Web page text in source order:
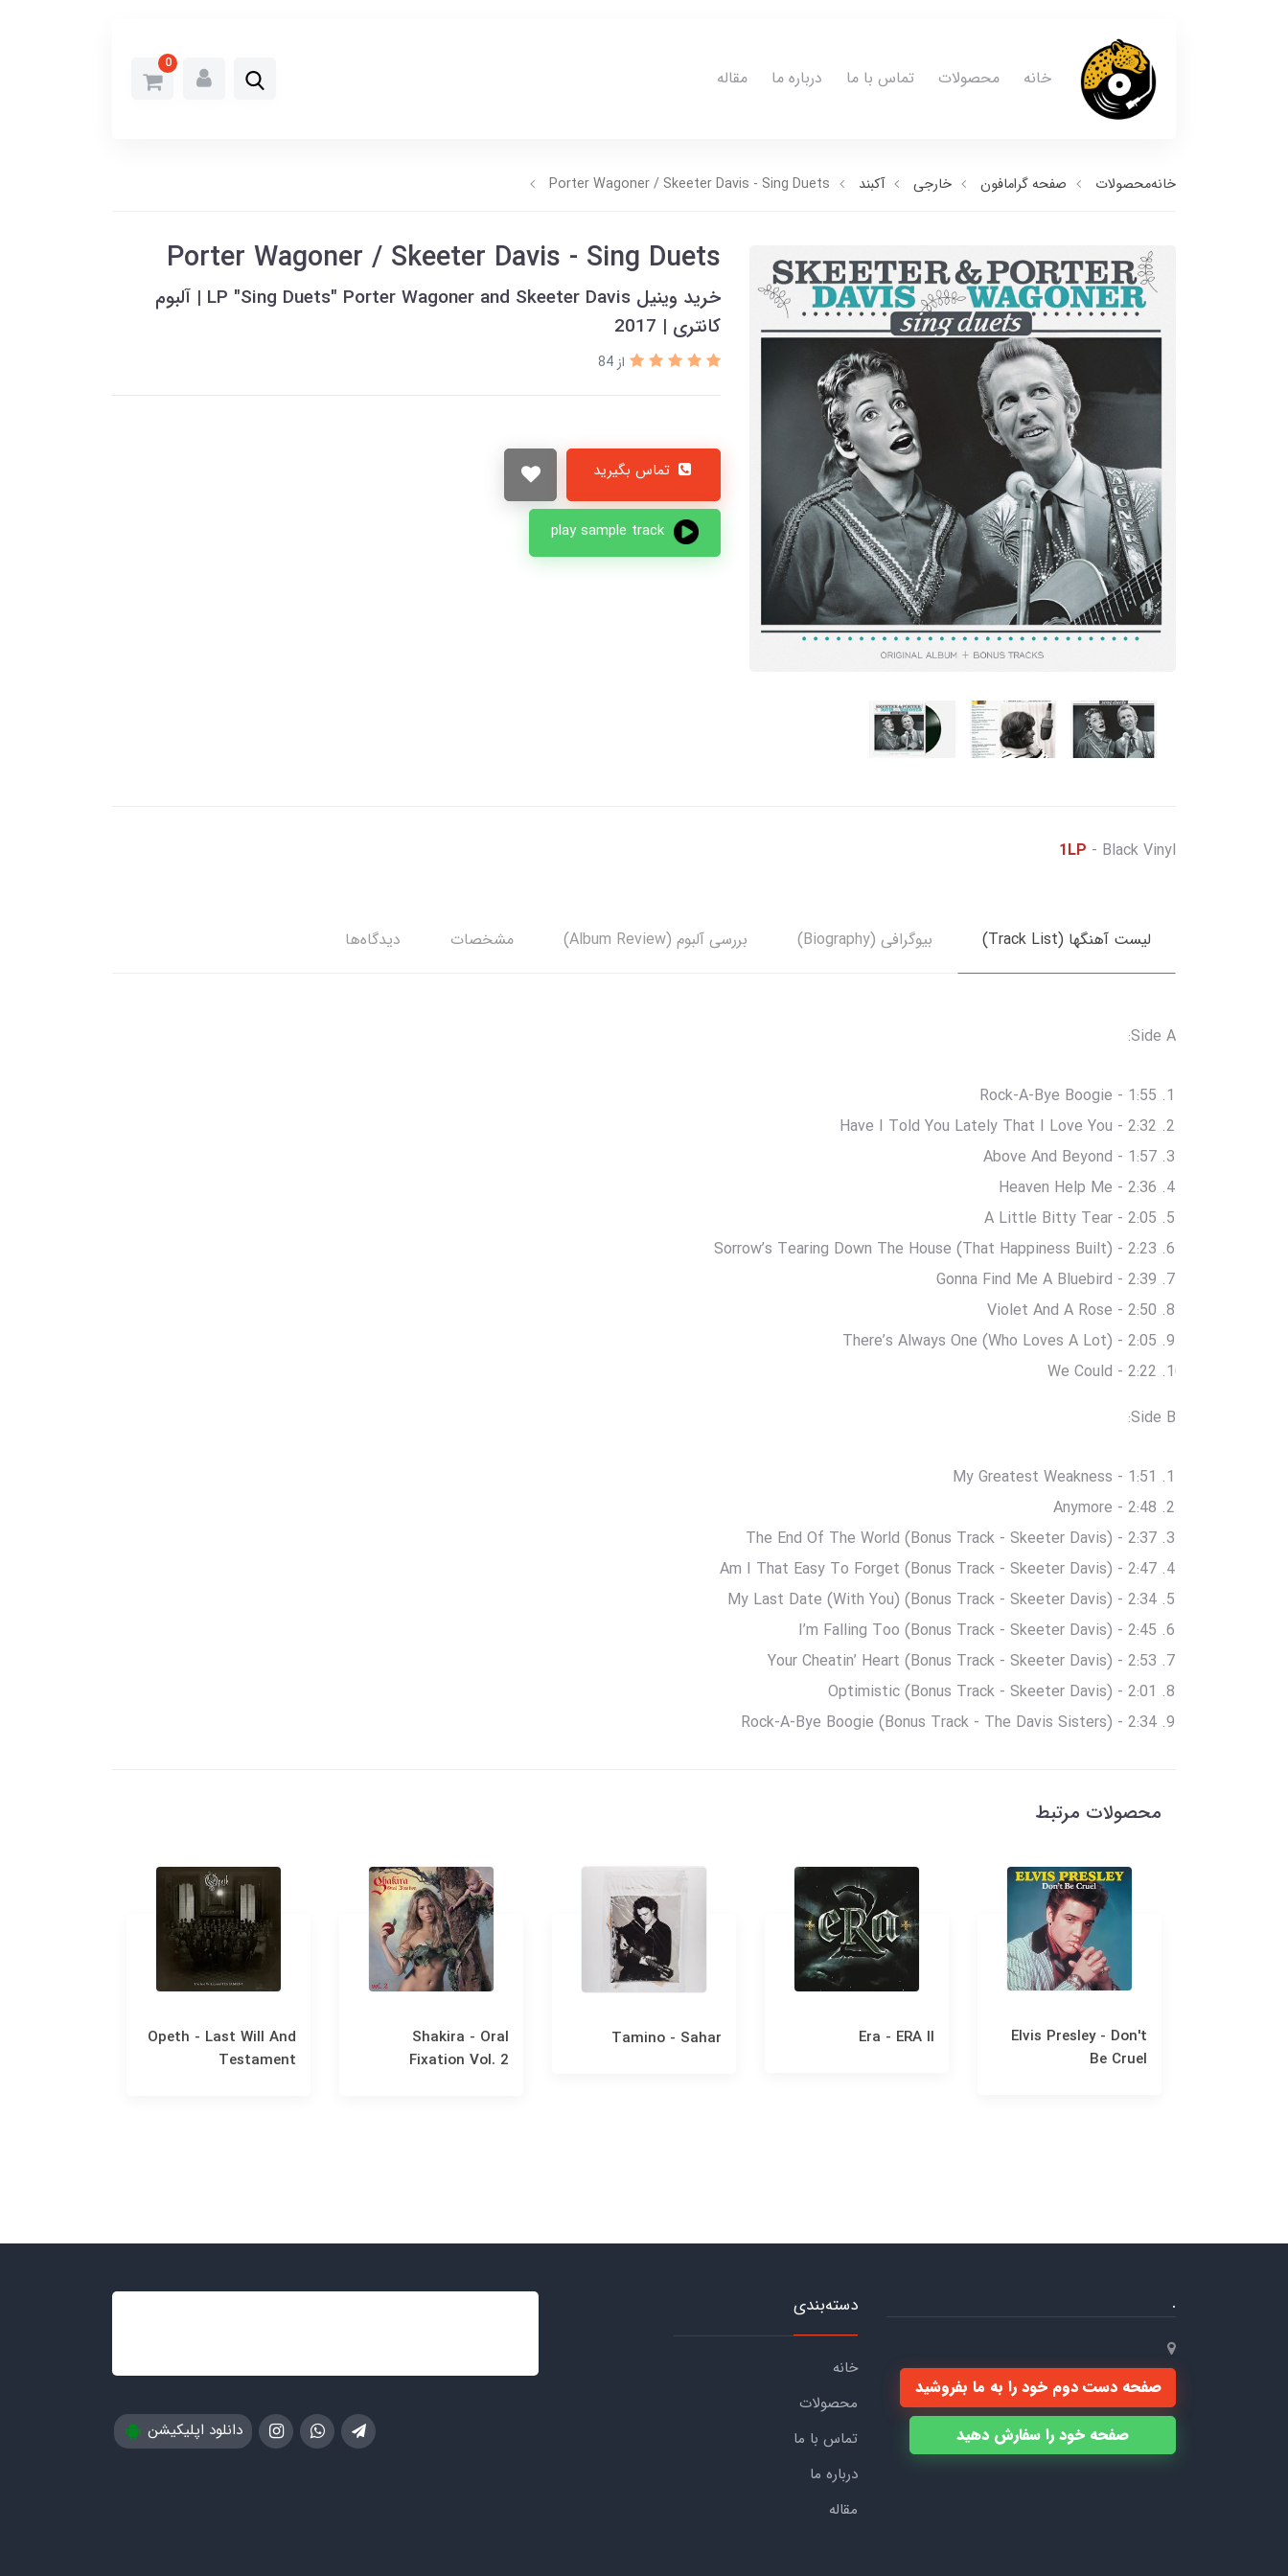
خانه محصولات تماس با ما درباره ما مقاله
0
خانهمحصولات صفحه گرامافون خارجی آکبند Porter Wagoner / Skeeter Davis - Sing Duets
Porter Wagoner / Skeeter Davis - Sing Duets
خرید وینیل LP "Sing Duets" Porter Wagoner and Skeeter Davis | آلبوم
کانتری | 2017
از 84
تماس بگیرید
1LP - Black Vinyl
لیست آهنگها (Track List) بیوگرافی (Biography) بررسی آلبوم (Album Review) مشخصات دیدگاه‌ها
Side A:
Rock-A-Bye Boogie - 1:55
Have I Told You Lately That I Love You - 2:32
Above And Beyond - 1:57
Heaven Help Me - 2:36
A Little Bitty Tear - 2:05
Sorrow’s Tearing Down The House (That Happiness Built) - 2:23
Gonna Find Me A Bluebird - 2:39
Violet And A Rose - 2:50
There’s Always One (Who Loves A Lot) - 2:05
We Could - 2:22
Side B:
My Greatest Weakness - 1:51
Anymore - 2:48
The End Of The World (Bonus Track - Skeeter Davis) - 2:37
Am I That Easy To Forget (Bonus Track - Skeeter Davis) - 2:47
My Last Date (With You) (Bonus Track - Skeeter Davis) - 2:34
I’m Falling Too (Bonus Track - Skeeter Davis) - 2:45
Your Cheatin’ Heart (Bonus Track - Skeeter Davis) - 2:53
Optimistic (Bonus Track - Skeeter Davis) - 2:01
Rock-A-Bye Boogie (Bonus Track - The Davis Sisters) - 2:34
محصولات مرتبط
Elvis Presley - Don't
Be Cruel
Era - ERA II
Tamino - Sahar
Shakira - Oral
Fixation Vol. 2
Opeth - Last Will And
Testament
.
صفحه دست دوم خود را به ما بفروشید
صفحه خود را سفارش دهید
دسته‌بندی
خانه
محصولات
تماس با ما
درباره ما
مقاله
دانلود اپلیکیشن